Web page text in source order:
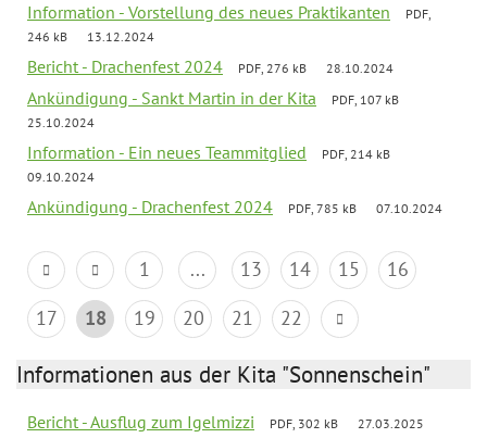
Information - Vorstellung des neues Praktikanten
PDF,
246 kB
13.12.2024
Bericht - Drachenfest 2024 PDF, 276 kB 28.10.2024
Ankündigung - Sankt Martin in der Kita
PDF, 107 kB
25.10.2024
Information - Ein neues Teammitglied
PDF, 214 kB
09.10.2024
Ankündigung - Drachenfest 2024 PDF, 785 kB 07.10.2024
1 ... 13 14 15
16
17
18 19 20 21 22
Informationen aus der Kita "Sonnenschein"
Bericht - Ausflug zum Igelmizzi PDF, 302 kB 27.03.2025